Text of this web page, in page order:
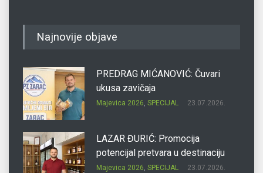
Najnovije objave
PREDRAG MIĆANOVIĆ: Čuvari
ukusa zavičaja
Majevica 2026, SPECIJAL 23.07.2026.
LAZAR ĐURIĆ: Promocija
potencijal pretvara u destinaciju
Majevica 2026, SPECIJAL 23.07.2026.